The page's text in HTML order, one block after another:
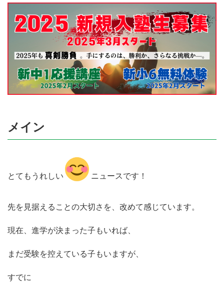
メイン
とてもうれしい ニュースです！
先を見据えることの大切さを、改めて感じています。
現在、進学が決まった子もいれば、
まだ受験を控えている子もいますが、
すでに